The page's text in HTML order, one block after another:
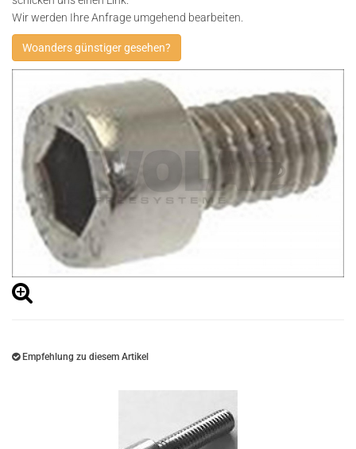
Wir werden Ihre Anfrage umgehend bearbeiten.
Woanders günstiger gesehen?
Empfehlung zu diesem Artikel